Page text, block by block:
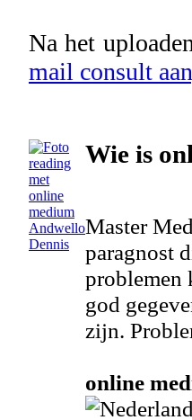
Na het
mail consult
Wie is
Master
paragnost
problemen
god
zijn.
online